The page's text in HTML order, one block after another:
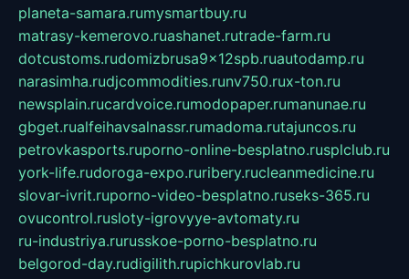
planeta-samara.rumysmartbuy.ru
matrasy-kemerovo.ruashanet.rutrade-farm.ru
dotcustoms.rudomizbrusa9x12spb.ruautodamp.ru
narasimha.rudjcommodities.runv750.rux-ton.ru
newsplain.rucardvoice.rumodopaper.rumanunae.ru
gbget.rualfeihavsalnassr.rumadoma.rutajuncos.ru
petrovkasports.ruporno-online-besplatno.rusplclub.ru
york-life.rudoroga-expo.ruribery.rucleanmedicine.ru
slovar-ivrit.ruporno-video-besplatno.ruseks-365.ru
ovucontrol.rusloty-igrovyye-avtomaty.ru
ru-industriya.rurusskoe-porno-besplatno.ru
belgorod-day.rudigilith.rupichkurovlab.ru